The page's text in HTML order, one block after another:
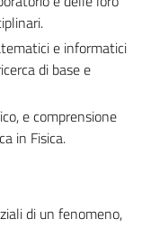
e informatici
di base e
e comprensione
in Fisica.
di un fenomeno,